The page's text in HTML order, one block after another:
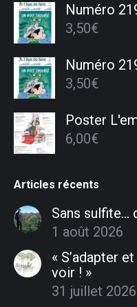
Numéro
3,50€
Numéro
3,50€
Poster
6,00€
Articles récents
Sans sulfite…
1 août 2026
« S’adapter
voir ! »
31 juillet 2026